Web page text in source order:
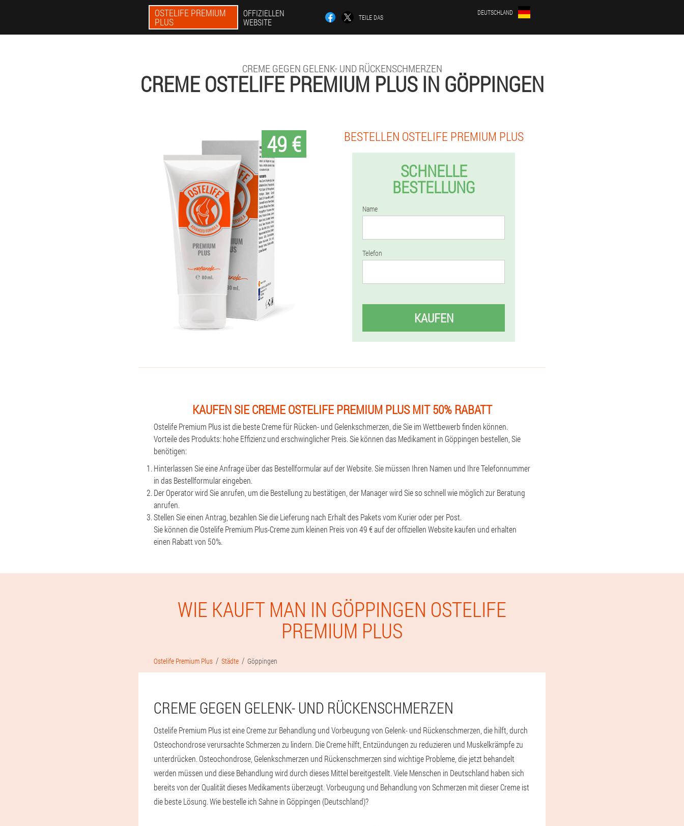
OSTELIFE PREMIUM
PLUS
OFFIZIELLEN
WEBSITE
TEILE DAS
DEUTSCHLAND
CREME GEGEN GELENK- UND RÜCKENSCHMERZEN
CREME OSTELIFE PREMIUM PLUS IN GÖPPINGEN
49 € BESTELLEN OSTELIFE PREMIUM PLUS
SCHNELLE
BESTELLUNG
Name
Telefon
KAUFEN
KAUFEN SIE CREME OSTELIFE PREMIUM PLUS MIT 50% RABATT
Ostelife Premium Plus ist die beste Creme für Rücken- und Gelenkschmerzen, die Sie im Wettbewerb finden können.
Vorteile des Produkts: hohe Effizienz und erschwinglicher Preis. Sie können das Medikament in Göppingen bestellen, Sie
benötigen:
Hinterlassen Sie eine Anfrage über das Bestellformular auf der Website. Sie müssen Ihren Namen und Ihre Telefonnummer
in das Bestellformular eingeben.
Der Operator wird Sie anrufen, um die Bestellung zu bestätigen, der Manager wird Sie so schnell wie möglich zur Beratung
anrufen.
Stellen Sie einen Antrag, bezahlen Sie die Lieferung nach Erhalt des Pakets vom Kurier oder per Post.
Sie können die Ostelife Premium Plus-Creme zum kleinen Preis von 49 € auf der offiziellen Website kaufen und erhalten
einen Rabatt von 50%.
WIE KAUFT MAN IN GÖPPINGEN OSTELIFE
PREMIUM PLUS
Ostelife Premium Plus Städte Göppingen
CREME GEGEN GELENK- UND RÜCKENSCHMERZEN
Ostelife Premium Plus ist eine Creme zur Behandlung und Vorbeugung von Gelenk- und Rückenschmerzen, die hilft, durch
Osteochondrose verursachte Schmerzen zu lindern. Die Creme hilft, Entzündungen zu reduzieren und Muskelkrämpfe zu
unterdrücken. Osteochondrose, Gelenkschmerzen und Rückenschmerzen sind wichtige Probleme, die jetzt behandelt
werden müssen und diese Behandlung wird durch dieses Mittel bereitgestellt. Viele Menschen in Deutschland haben sich
bereits von der Qualität dieses Medikaments überzeugt. Vorbeugung und Behandlung von Schmerzen mit dieser Creme ist
die beste Lösung. Wie bestelle ich Sahne in Göppingen (Deutschland)?